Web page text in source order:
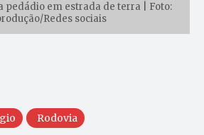
pedádio em estrada de terra | Foto:
Redes sociais
Rodovia